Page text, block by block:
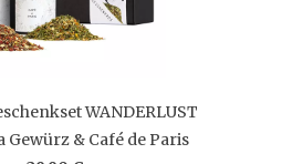
WANDERLUST
Gewürz & Café de Paris